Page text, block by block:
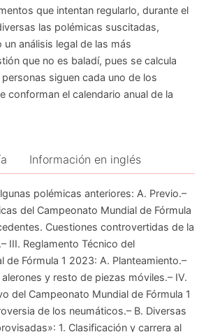
que intentan regularlo, durante el
las polémicas suscitadas,
análisis legal de las más
que no es baladí, pues se calcula
siguen cada uno de los
conforman el calendario anual de la
Información en inglés
polémicas anteriores: A. Previo.–
del Campeonato Mundial de Fórmula
Cuestiones controvertidas de la
III. Reglamento Técnico del
de Fórmula 1 2023: A. Planteamiento.–
y resto de piezas móviles.– IV.
del Campeonato Mundial de Fórmula 1
de los neumáticos.– B. Diversas
1. Clasificación y carrera al